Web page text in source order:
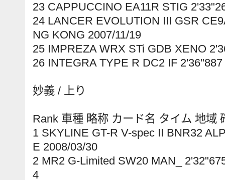
23 CAPPUCCINO EA11R STIG
24 LANCER EVOLUTION III GSR
NG KONG 2007/11/19
25 IMPREZA WRX STi GDB XENO
26 INTEGRA TYPE R DC2 IF
妙義 / 上り
Rank 車種 略称 カード名 タイム 地域
1 SKYLINE GT-R V-spec II BNR32
E 2008/03/30
2 MR2 G-Limited SW20 MAN_
4